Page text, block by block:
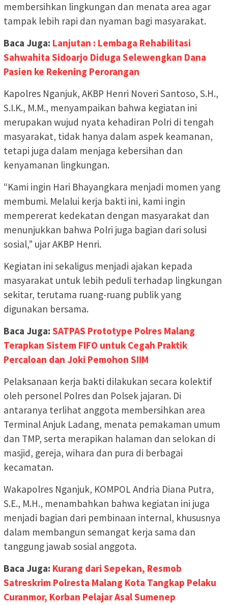
membersihkan lingkungan dan menata area agar
tampak lebih rapi dan nyaman bagi masyarakat.
Baca Juga: Lanjutan : Lembaga Rehabilitasi
Sahwahita Sidoarjo Diduga Selewengkan Dana
Pasien ke Rekening Perorangan
Kapolres Nganjuk, AKBP Henri Noveri Santoso, S.H.,
S.I.K., M.M., menyampaikan bahwa kegiatan ini
merupakan wujud nyata kehadiran Polri di tengah
masyarakat, tidak hanya dalam aspek keamanan,
tetapi juga dalam menjaga kebersihan dan
kenyamanan lingkungan.
“Kami ingin Hari Bhayangkara menjadi momen yang
membumi. Melalui kerja bakti ini, kami ingin
mempererat kedekatan dengan masyarakat dan
menunjukkan bahwa Polri juga bagian dari solusi
sosial,” ujar AKBP Henri.
Kegiatan ini sekaligus menjadi ajakan kepada
masyarakat untuk lebih peduli terhadap lingkungan
sekitar, terutama ruang-ruang publik yang
digunakan bersama.
Baca Juga: SATPAS Prototype Polres Malang
Terapkan Sistem FIFO untuk Cegah Praktik
Percaloan dan Joki Pemohon SIIM
Pelaksanaan kerja bakti dilakukan secara kolektif
oleh personel Polres dan Polsek jajaran. Di
antaranya terlihat anggota membersihkan area
Terminal Anjuk Ladang, menata pemakaman umum
dan TMP, serta merapikan halaman dan selokan di
masjid, gereja, wihara dan pura di berbagai
kecamatan.
Wakapolres Nganjuk, KOMPOL Andria Diana Putra,
S.E., M.H., menambahkan bahwa kegiatan ini juga
menjadi bagian dari pembinaan internal, khususnya
dalam membangun semangat kerja sama dan
tanggung jawab sosial anggota.
Baca Juga: Kurang dari Sepekan, Resmob
Satreskrim Polresta Malang Kota Tangkap Pelaku
Curanmor, Korban Pelajar Asal Sumenep